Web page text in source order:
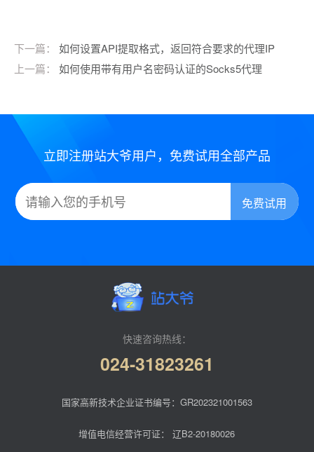
下一篇： 如何设置API提取格式，返回符合要求的代理IP
上一篇： 如何使用带有用户名密码认证的Socks5代理
立即注册站大爷用户，免费试用全部产品
快速咨询热线：
024-31823261
国家高新技术企业证书编号：GR202321001563
增值电信经营许可证：辽B2-20180026